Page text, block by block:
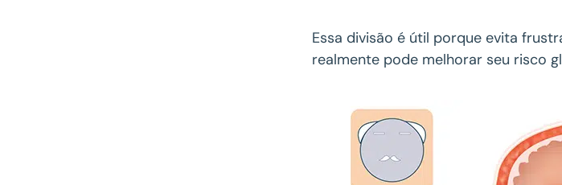
Essa divisão é útil porque evita
realmente pode melhorar seu risco